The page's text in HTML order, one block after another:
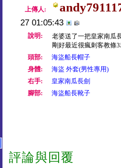
上傳人:
27 01:05:43
說明:
老婆送了一把皇家南瓜
剛好最近很瘋刺客教條
頭部:
海盜船長帽子
身體:
海盜 外套(男性專用)
右手:
皇家南瓜長劍
腳部:
海盜船長靴子
評論與回覆